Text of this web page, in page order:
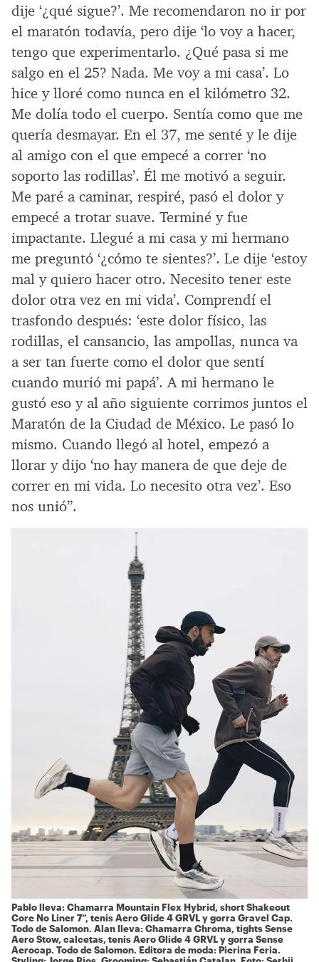
dije ‘¿qué sigue?’. Me recomendaron no ir por
el maratón todavía, pero dije ‘lo voy a hacer,
tengo que experimentarlo. ¿Qué pasa si me
salgo en el 25? Nada. Me voy a mi casa’. Lo
hice y lloré como nunca en el kilómetro 32.
Me dolía todo el cuerpo. Sentía como que me
quería desmayar. En el 37, me senté y le dije
al amigo con el que empecé a correr ‘no
soporto las rodillas’. Él me motivó a seguir.
Me paré a caminar, respiré, pasó el dolor y
empecé a trotar suave. Terminé y fue
impactante. Llegué a mi casa y mi hermano
me preguntó ‘¿cómo te sientes?’. Le dije ‘estoy
mal y quiero hacer otro. Necesito tener este
dolor otra vez en mi vida’. Comprendí el
trasfondo después: ‘este dolor físico, las
rodillas, el cansancio, las ampollas, nunca va
a ser tan fuerte como el dolor que sentí
cuando murió mi papá’. A mi hermano le
gustó eso y al año siguiente corrimos juntos el
Maratón de la Ciudad de México. Le pasó lo
mismo. Cuando llegó al hotel, empezó a
llorar y dijo ‘no hay manera de que deje de
correr en mi vida. Lo necesito otra vez’. Eso
nos unió”.
Pablo lleva: Chamarra Mountain Flex Hybrid, short Shakeout
Core No Liner 7”, tenis Aero Glide 4 GRVL y gorra Gravel Cap.
Todo de Salomon. Alan lleva: Chamarra Chroma, tights Sense
Aero Stow, calcetas, tenis Aero Glide 4 GRVL y gorra Sense
Aerocap. Todo de Salomon. Editora de moda: Pierina Feria.